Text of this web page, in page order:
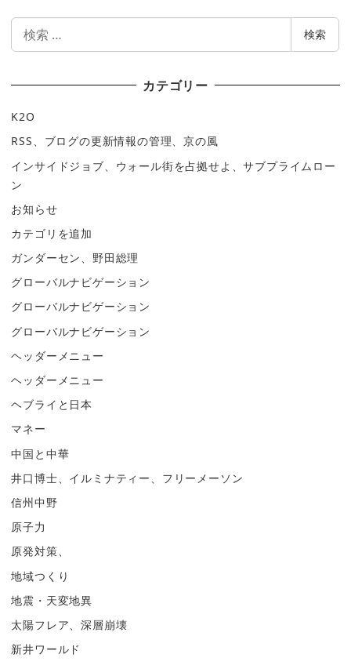
検
検索
カテゴリー
K2O
RSS、ブログの更新情報の管理、京の風
インサイドジョブ、ウォール街を占拠せよ、サブプライムロー
ン
お知らせ
カテゴリを追加
ガンダーセン、野田総理
グローバルナビゲーション
グローバルナビゲーション
グローバルナビゲーション
ヘッダーメニュー
ヘッダーメニュー
ヘブライと日本
マネー
中国と中華
井口博士、イルミナティー、フリーメーソン
信州中野
原子力
原発対策、
地域つくり
地震・天変地異
太陽フレア、深層崩壊
新井ワールド